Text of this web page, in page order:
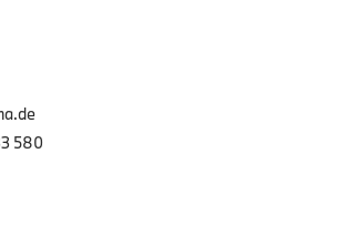
580